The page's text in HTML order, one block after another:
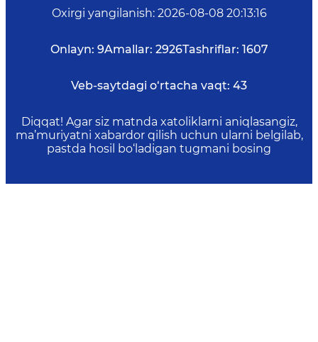
Oxirgi yangilanish: 2026-08-08 20:13:16
Onlayn: 9Amallar: 2926Tashriflar: 1607
Veb-saytdagi o‘rtacha vaqt: 43
Diqqat! Agar siz matnda xatoliklarni aniqlasangiz,
ma’muriyatni xabardor qilish uchun ularni belgilab,
pastda hosil bo‘ladigan tugmani bosing